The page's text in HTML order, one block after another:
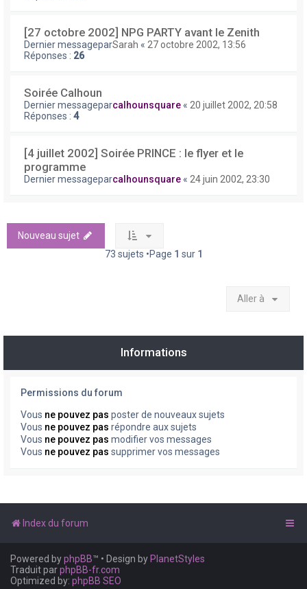
[27 octobre 2002] NPG PARTY avant le Zenith
Dernier messageparSarah « 27 octobre 2002, 13:56
Réponses : 26
Soirée Calhoun
Dernier messageparcalhounsquare « 20 juillet 2002, 20:58
Réponses : 4
[4 juillet 2002] Soirée PRINCE : le flyer et le
programme
Dernier messageparcalhounsquare « 24 juin 2002, 23:30
Nouveau sujet
73 sujets •Page 1 sur 1
Aller à
Informations
Permissions du forum
Vous ne pouvez pas poster de nouveaux sujets
Vous ne pouvez pas répondre aux sujets
Vous ne pouvez pas modifier vos messages
Vous ne pouvez pas supprimer vos messages
Index du forum
Powered byphpBB™ • Design by PlanetStyles
Traduit parphpBB-fr.com
Optimized by: phpBB SEO